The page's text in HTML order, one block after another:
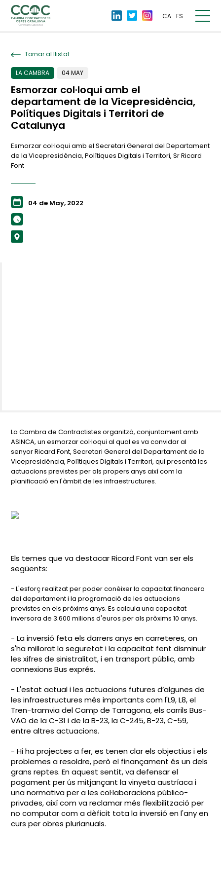
CA ES
Tornar al llistat
LA CAMBRA 04 MAY
Esmorzar col·loqui amb el
departament de la Vicepresidència,
Polítiques Digitals i Territori de
Catalunya
Esmorzar col·loqui amb el Secretari General del Departament
de la Vicepresidència, Polítiques Digitals i Territori, Sr Ricard
Font
04 de May, 2022
La Cambra de Contractistes organitzà, conjuntament amb
ASINCA, un esmorzar col·loqui al qual es va convidar al
senyor Ricard Font, Secretari General del Departament de la
Vicepresidència, Polítiques Digitals i Territori, qui presentà les
actuacions previstes per als propers anys així com la
planificació en l'àmbit de les infraestructures.
Els temes que va destacar Ricard Font van ser els
següents:
- L'esforç realitzat per poder conèixer la capacitat financera
del departament i la programació de les actuacions
previstes en els pròxims anys. Es calcula una capacitat
inversora de 3.600 milions d'euros per als pròxims 10 anys.
- La inversió feta els darrers anys en carreteres, on
s'ha millorat la seguretat i la capacitat fent disminuir
les xifres de sinistralitat, i en transport públic, amb
connexions Bus exprés.
- L'estat actual i les actuacions futures d’algunes de
les infraestructures més importants com l'L9, L8, el
Tren-tramvia del Camp de Tarragona, els carrils Bus-
VAO de la C-31 i de la B-23, la C-245, B-23, C-59,
entre altres actuacions.
- Hi ha projectes a fer, es tenen clar els objectius i els
problemes a resoldre, però el finançament és un dels
grans reptes. En aquest sentit, va defensar el
pagament per ús mitjançant la vinyeta austríaca i
una normativa per a les col·laboracions público-
privades, així com va reclamar més flexibilització per
no computar com a dèficit tota la inversió en l'any en
curs per obres plurianuals.